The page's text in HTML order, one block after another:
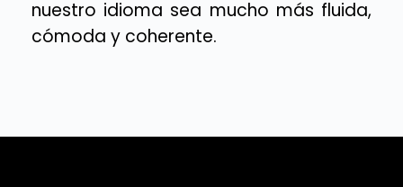
nuestro idioma sea mucho más fluida,
cómoda y coherente.